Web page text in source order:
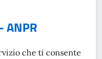
ANPR
che ti consente